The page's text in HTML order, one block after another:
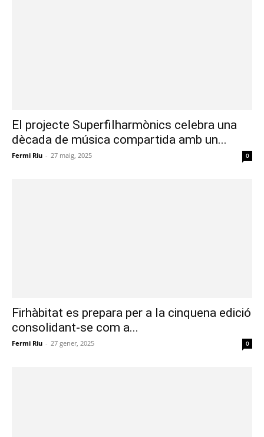
El projecte Superfilharmònics celebra una
dècada de música compartida amb un...
Fermi Riu - 27 maig, 2025 0
Firhàbitat es prepara per a la cinquena edició
consolidant-se com a...
Fermi Riu - 27 gener, 2025 0